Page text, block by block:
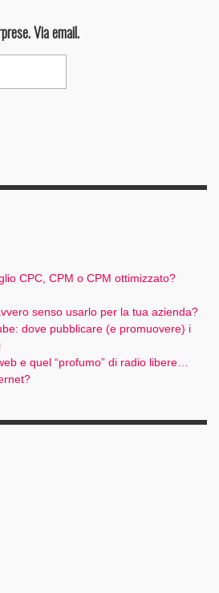
Via email.
CPC, CPM o CPM ottimizzato?
senso usarlo per la tua azienda?
dove pubblicare (e promuovere) i
e quel “profumo” di radio libere…